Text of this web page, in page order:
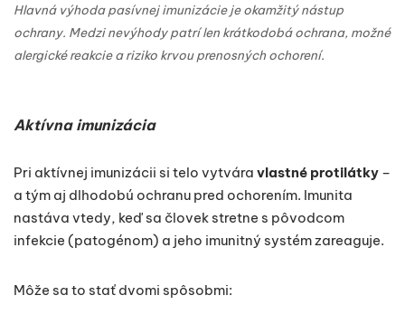
Hlavná výhoda pasívnej imunizácie je okamžitý nástup
ochrany. Medzi nevýhody patrí len krátkodobá ochrana, možné
alergické reakcie a riziko krvou prenosných ochorení.
Aktívna imunizácia
Pri aktívnej imunizácii si telo vytvára vlastné protilátky –
a tým aj dlhodobú ochranu pred ochorením. Imunita
nastáva vtedy, keď sa človek stretne s pôvodcom
infekcie (patogénom) a jeho imunitný systém zareaguje.
Môže sa to stať dvomi spôsobmi: